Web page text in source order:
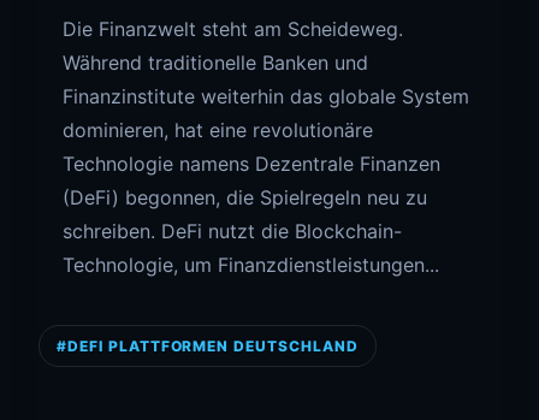
Die Finanzwelt steht am Scheideweg.
Während traditionelle Banken und
Finanzinstitute weiterhin das globale System
dominieren, hat eine revolutionäre
Technologie namens Dezentrale Finanzen
(DeFi) begonnen, die Spielregeln neu zu
schreiben. DeFi nutzt die Blockchain-
Technologie, um Finanzdienstleistungen...
#DEFI PLATTFORMEN DEUTSCHLAND